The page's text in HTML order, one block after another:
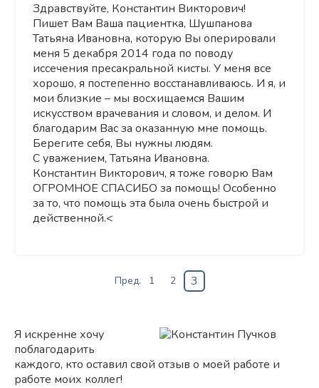
Здравствуйте, Константин Викторович!
Пишет Вам Ваша пациентка, Шушпанова
Татьяна Ивановна, которую Вы оперировали
меня 5 декабря 2014 года по поводу
иссечения пресакральной кисты. У меня все
хорошо, я постепенно восстанавливаюсь. И я, и
мои близкие – мы восхищаемся Вашим
искусством врачевания и словом, и делом. И
благодарим Вас за оказанную мне помощь.
Берегите себя, Вы нужны людям.
С уважением, Татьяна Ивановна.
Константин Викторович, я тоже говорю Вам
ОГРОМНОЕ СПАСИБО за помощь! Особенно
за то, что помощь эта была очень быстрой и
действенной.<
Пред. 1 2 3
Я искренне хочу
поблагодарить
каждого, кто оставил свой отзыв о моей работе и
работе моих коллег!